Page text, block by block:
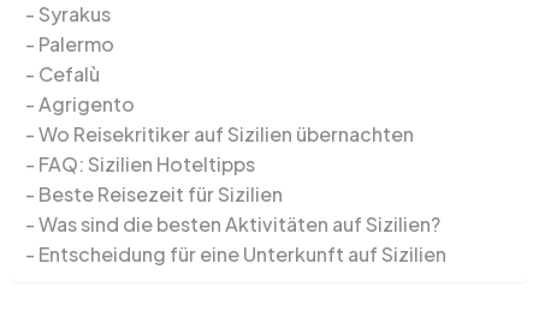
Syrakus
Palermo
Cefalù
Agrigento
Wo Reisekritiker auf Sizilien übernachten
FAQ: Sizilien Hoteltipps
Beste Reisezeit für Sizilien
Was sind die besten Aktivitäten auf Sizilien?
Entscheidung für eine Unterkunft auf Sizilien